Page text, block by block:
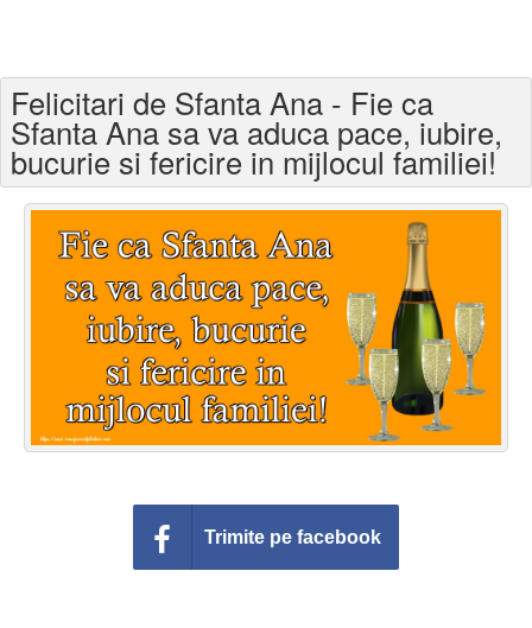
Felicitari varsta
Felicitari zilele anului
Felicitari zile saptamana
Felicitari muzicale
Felicitari muzicale personalizate
Felicitari animate
Invitatii personalizate
Felicitari de Sfanta Ana - Fie ca
Sfanta Ana sa va aduca pace, iubire,
bucurie si fericire in mijlocul familiei!
Trimite pe facebook